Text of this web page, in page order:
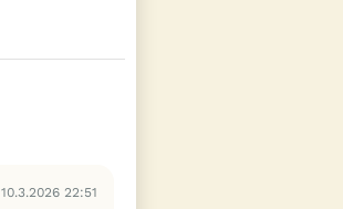
10.3.2026 22:51